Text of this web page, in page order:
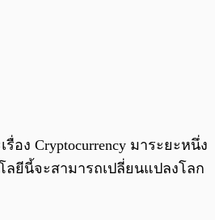
อง Cryptocurrency มาระยะหนึ่ง
ลยีนี้จะสามารถเปลี่ยนแปลงโลก